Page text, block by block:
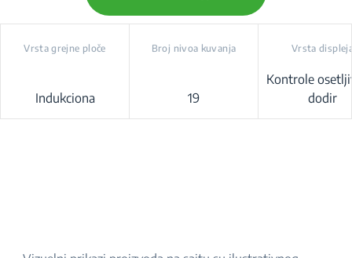
Vrsta grejne ploče
Indukciona
Broj nivoa kuvanja
19
Vrsta
Kontrole
dodir